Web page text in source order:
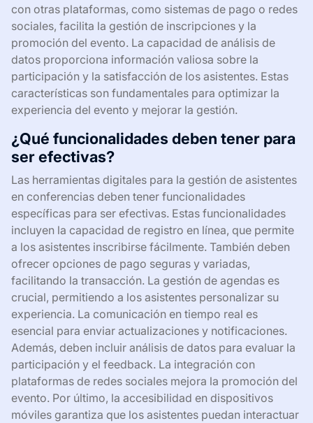
con otras plataformas, como sistemas de pago o redes
sociales, facilita la gestión de inscripciones y la
promoción del evento. La capacidad de análisis de
datos proporciona información valiosa sobre la
participación y la satisfacción de los asistentes. Estas
características son fundamentales para optimizar la
experiencia del evento y mejorar la gestión.
¿Qué funcionalidades deben tener para
ser efectivas?
Las herramientas digitales para la gestión de asistentes
en conferencias deben tener funcionalidades
específicas para ser efectivas. Estas funcionalidades
incluyen la capacidad de registro en línea, que permite
a los asistentes inscribirse fácilmente. También deben
ofrecer opciones de pago seguras y variadas,
facilitando la transacción. La gestión de agendas es
crucial, permitiendo a los asistentes personalizar su
experiencia. La comunicación en tiempo real es
esencial para enviar actualizaciones y notificaciones.
Además, deben incluir análisis de datos para evaluar la
participación y el feedback. La integración con
plataformas de redes sociales mejora la promoción del
evento. Por último, la accesibilidad en dispositivos
móviles garantiza que los asistentes puedan interactuar